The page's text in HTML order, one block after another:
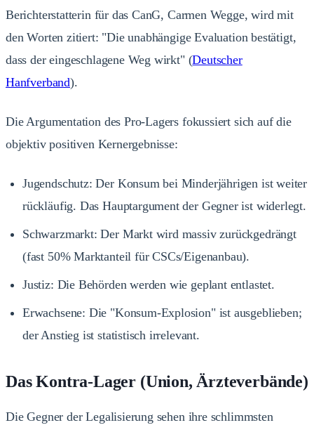
Berichterstatterin für das CanG, Carmen Wegge, wird mit
den Worten zitiert: "Die unabhängige Evaluation bestätigt,
dass der eingeschlagene Weg wirkt" (Deutscher
Hanfverband).
Die Argumentation des Pro-Lagers fokussiert sich auf die
objektiv positiven Kernergebnisse:
Jugendschutz: Der Konsum bei Minderjährigen ist weiter
rückläufig. Das Hauptargument der Gegner ist widerlegt.
Schwarzmarkt: Der Markt wird massiv zurückgedrängt
(fast 50% Marktanteil für CSCs/Eigenanbau).
Justiz: Die Behörden werden wie geplant entlastet.
Erwachsene: Die "Konsum-Explosion" ist ausgeblieben;
der Anstieg ist statistisch irrelevant.
Das Kontra-Lager (Union, Ärzteverbände)
Die Gegner der Legalisierung sehen ihre schlimmsten